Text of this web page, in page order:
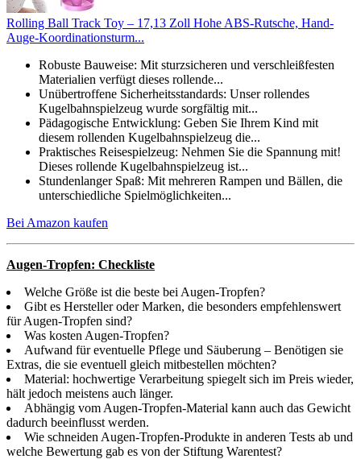
Rolling Ball Track Toy – 17,13 Zoll Hohe ABS-Rutsche, Hand-
Auge-Koordinationsturm...
Robuste Bauweise: Mit sturzsicheren und verschleißfesten
Materialien verfügt dieses rollende...
Unübertroffene Sicherheitsstandards: Unser rollendes
Kugelbahnspielzeug wurde sorgfältig mit...
Pädagogische Entwicklung: Geben Sie Ihrem Kind mit
diesem rollenden Kugelbahnspielzeug die...
Praktisches Reisespielzeug: Nehmen Sie die Spannung mit!
Dieses rollende Kugelbahnspielzeug ist...
Stundenlanger Spaß: Mit mehreren Rampen und Bällen, die
unterschiedliche Spielmöglichkeiten...
Bei Amazon kaufen
Augen-Tropfen: Checkliste
Welche Größe ist die beste bei Augen-Tropfen?
Gibt es Hersteller oder Marken, die besonders empfehlenswert
für Augen-Tropfen sind?
Was kosten Augen-Tropfen?
Aufwand für eventuelle Pflege und Säuberung – Benötigen sie
Extras, die sie eventuell gleich mitbestellen möchten?
Material: hochwertige Verarbeitung spiegelt sich im Preis wieder,
hält jedoch meistens auch länger.
Abhängig vom Augen-Tropfen-Material kann auch das Gewicht
dadurch beeinflusst werden.
Wie schneiden Augen-Tropfen-Produkte in anderen Tests ab und
welche Bewertung gab es von der Stiftung Warentest?